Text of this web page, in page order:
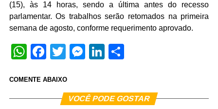
(15), às 14 horas, sendo a última antes do recesso
parlamentar. Os trabalhos serão retomados na primeira
semana de agosto, conforme requerimento aprovado.
WhatsApp
Facebook
TwitterMessenger
LinkedIn
COMENTE ABAIXO
VOCÊ PODE GOSTAR